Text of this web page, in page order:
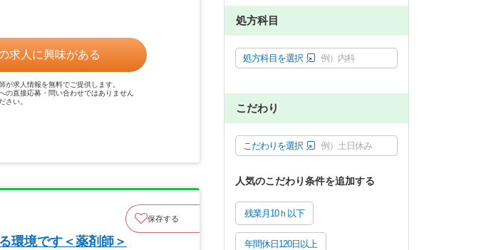
求人に興味がある
が求人情報を無料でご提供します。
の直接応募・問い合わせではありません
さい。
保存する
環境です＜薬剤師＞
処方科目
処方科目を選択 例）内科
こだわり
こだわりを選択 例）土日休み
人気のこだわり条件を追加する
残業月10ｈ以下
年間休日120日以上